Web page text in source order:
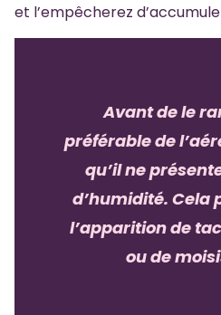
et l’empêcherez
Avant de le
préférable de
qu’il ne
d’humidité. Cela
l’apparition de
ou de